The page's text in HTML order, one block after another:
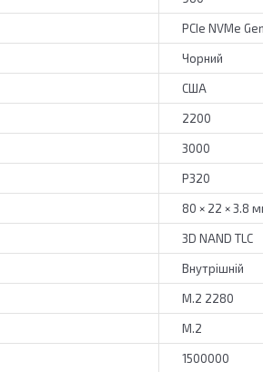
PCIe NVMe
Чорний
США
2200
3000
P320
80 × 22 × 3.8
3D NAND TLC
Внутрішній
M.2 2280
M.2
1500000